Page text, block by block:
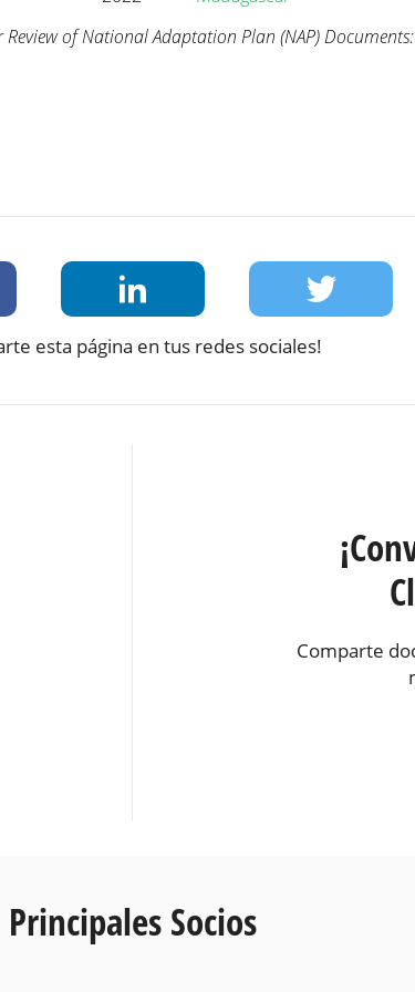
of National Adaptation Plan (NAP)
esta página en tus redes sociales!
Comparte
Principales Socios